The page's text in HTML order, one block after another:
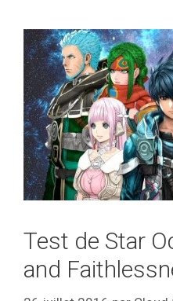
Test de Star
and